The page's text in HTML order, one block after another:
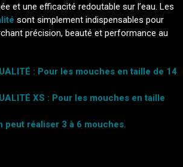
et une efficacité redoutable sur l’eau. Les
sont simplement indispensables pour
précision, beauté et performance au
: Pour les mouches en taille de 14
XS : Pour les mouches en taille
peut réaliser 3 à 6 mouches.